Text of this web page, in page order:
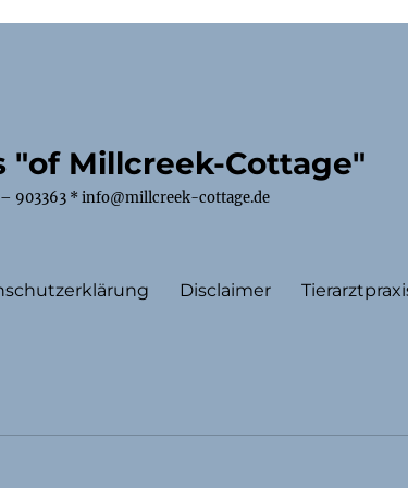
"of Millcreek-Cottage"
903363 * info@millcreek-cottage.de
Disclaimer